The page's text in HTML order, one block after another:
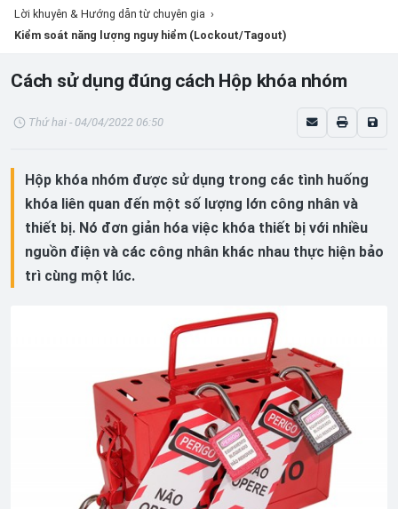
Lời khuyên & Hướng dẫn từ chuyên gia ›
Kiểm soát năng lượng nguy hiểm (Lockout/Tagout)
Cách sử dụng đúng cách Hộp khóa nhóm
Thứ hai - 04/04/2022 06:50
Hộp khóa nhóm được sử dụng trong các tình huống
khóa liên quan đến một số lượng lớn công nhân và
thiết bị. Nó đơn giản hóa việc khóa thiết bị với nhiều
nguồn điện và các công nhân khác nhau thực hiện bảo
trì cùng một lúc.